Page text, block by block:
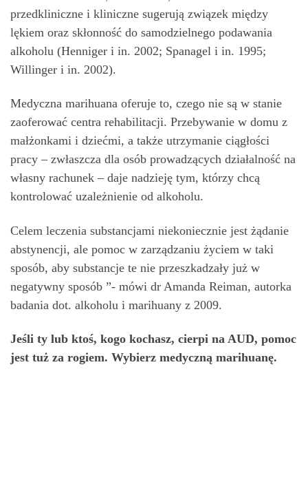
przedkliniczne i kliniczne sugerują związek między
lękiem oraz skłonność do samodzielnego podawania
alkoholu (Henniger i in. 2002; Spanagel i in. 1995;
Willinger i in. 2002).
Medyczna marihuana oferuje to, czego nie są w stanie
zaoferować centra rehabilitacji. Przebywanie w domu z
małżonkami i dziećmi, a także utrzymanie ciągłości
pracy – zwłaszcza dla osób prowadzących działalność na
własny rachunek – daje nadzieję tym, którzy chcą
kontrolować uzależnienie od alkoholu.
Celem leczenia substancjami niekoniecznie jest żądanie
abstynencji, ale pomoc w zarządzaniu życiem w taki
sposób, aby substancje te nie przeszkadzały już w
negatywny sposób ”- mówi dr Amanda Reiman, autorka
badania dot. alkoholu i marihuany z 2009.
Jeśli ty lub ktoś, kogo kochasz, cierpi na AUD, pomoc
jest tuż za rogiem. Wybierz medyczną marihuanę.